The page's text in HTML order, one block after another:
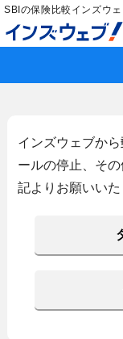
SBIの保険比較インズウ
インズウェブか
ールの停止、そ
記よりお願いいた